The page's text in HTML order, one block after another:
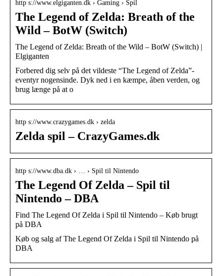
http s://www.elgiganten.dk › Gaming › Spil
The Legend of Zelda: Breath of the
Wild – BotW (Switch)
The Legend of Zelda: Breath of the Wild – BotW (Switch) |
Elgiganten
Forbered dig selv på det vildeste “The Legend of Zelda”-
eventyr nogensinde. Dyk ned i en kæmpe, åben verden, og
brug længe på at o
http s://www.crazygames.dk › zelda
Zelda spil – CrazyGames.dk
http s://www.dba.dk › … › Spil til Nintendo
The Legend Of Zelda – Spil til
Nintendo – DBA
Find The Legend Of Zelda i Spil til Nintendo – Køb brugt
på DBA
Køb og salg af The Legend Of Zelda i Spil til Nintendo på
DBA